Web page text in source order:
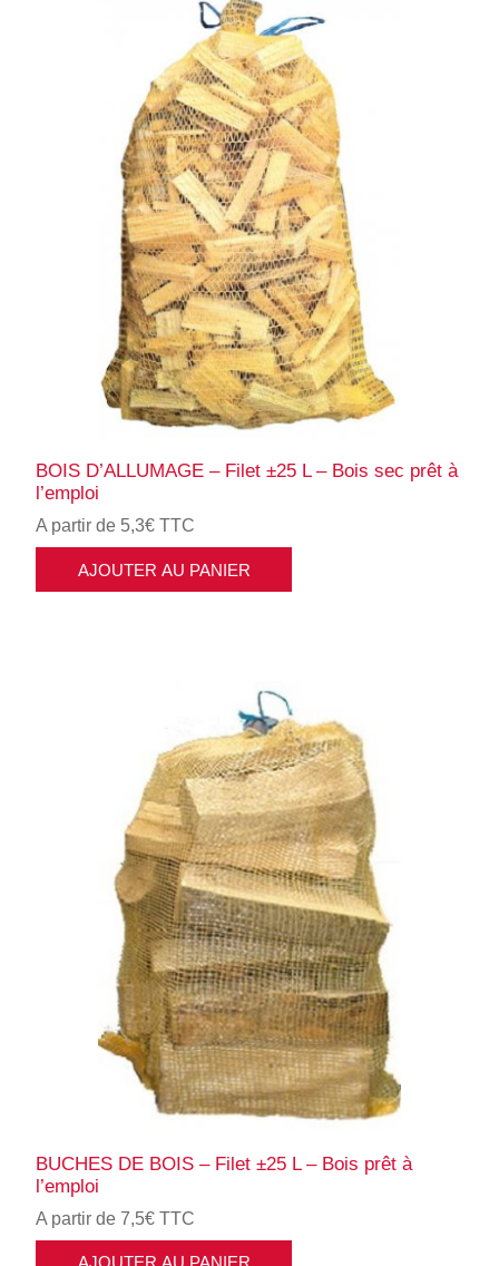
BOIS D’ALLUMAGE – Filet ±25 L – Bois sec prêt à
l’emploi
A partir de 5,3€ TTC
AJOUTER AU PANIER
BUCHES DE BOIS – Filet ±25 L – Bois prêt à
l’emploi
A partir de 7,5€ TTC
AJOUTER AU PANIER